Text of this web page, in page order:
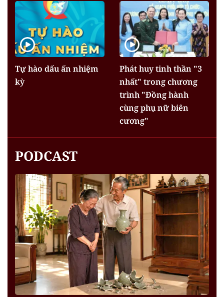
Tự hào dấu ấn nhiệm
kỳ
Phát huy tinh thần "3
nhất" trong chương
trình "Đồng hành
cùng phụ nữ biên
cương"
PODCAST